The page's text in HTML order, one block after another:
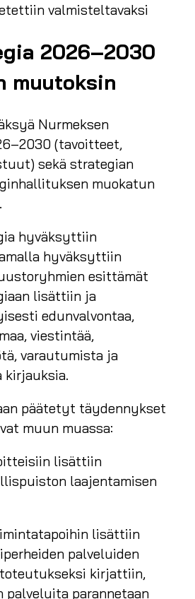
valmisteltavaksi
2026–2030
muutoksin
Nurmeksen
(tavoitteet,
sekä strategian
muokatun
hyväksyttiin
hyväksyttiin
esittämät
lisättiin ja
edunvalvontaa,
viestintää,
varautumista ja
kirjauksia.
päätetyt täydennykset
muun muassa:
lisättiin
laajentamisen
lisättiin
palveluiden
toteutukseksi kirjattiin,
palveluita parannetaan